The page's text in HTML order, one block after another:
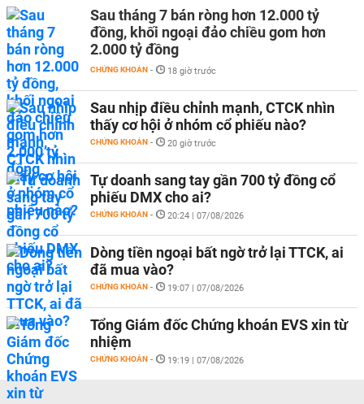
Sau tháng 7 bán ròng hơn 12.000 tỷ
đồng, khối ngoại đảo chiều gom hơn
2.000 tỷ đồng
CHỨNG KHOÁN - 18 giờ trước
Sau nhịp điều chỉnh mạnh, CTCK nhìn
thấy cơ hội ở nhóm cổ phiếu nào?
CHỨNG KHOÁN - 20 giờ trước
Tự doanh sang tay gần 700 tỷ đồng cổ
phiếu DMX cho ai?
CHỨNG KHOÁN - 20:24 | 07/08/2026
Dòng tiền ngoại bất ngờ trở lại TTCK, ai
đã mua vào?
CHỨNG KHOÁN - 19:07 | 07/08/2026
Tổng Giám đốc Chứng khoán EVS xin từ
nhiệm
CHỨNG KHOÁN - 19:19 | 07/08/2026